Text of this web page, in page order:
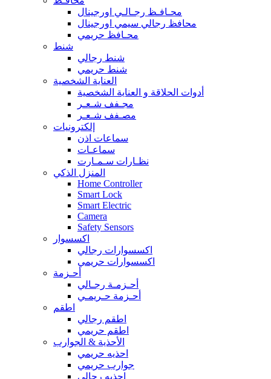
محـافـظ رجـالـي اورجينال
محافظ رجالي سيمي اورجينال
محـافظ حريمي
شنط
شنط رجالي
شنط حريمي
العناية الشخصية
أدوات الحلاقة و العناية الشخصية
مجـفف شـعـر
مصـفف شـعـر
إلكترونيات
سماعات اذن
سماعـات
نظـارات سـمـارت
المنزل الذكي
Home Controller
Smart Lock
Smart Electric
Camera
Safety Sensors
اكسسوار
اكسسوارات رجالي
اكسسوارات حريمي
أحـزمة
أحـزمـة رجـالي
أحـزمة حـريمـي
اطقم
اطقم رجالي
اطقم حريمي
الأحذية & الجوارب
احذيه حريمي
جوارب حريمي
احذيه رجالي